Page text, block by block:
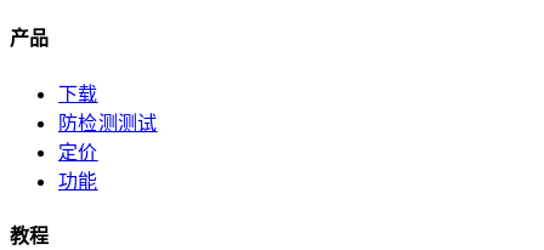
产品
下载
防检测测试
定价
功能
教程